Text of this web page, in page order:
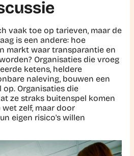
vaak toe op tarieven, maar de
is een andere: hoe
markt waar transparantie en
Organisaties die vroeg
ketens, heldere
naleving, bouwen een
Organisaties die
ze straks buitenspel komen
zelf, maar door
eigen risico's willen